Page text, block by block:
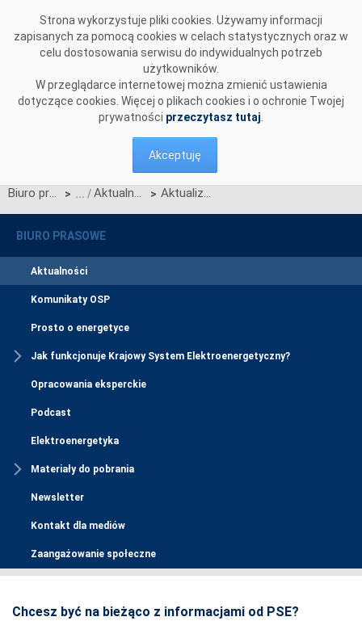
Strona wykorzystuje pliki cookies. Używamy informacji
zapisanych za pomocą cookies w celach statystycznych oraz w
celu dostosowania serwisu do indywidualnych potrzeb
użytkowników.
W przeglądarce internetowej można zmienić ustawienia
dotyczące cookies. Więcej o plikach cookies i o ochronie Twojej
prywatności przeczytasz tutaj
Akceptuję
Biuro prasowe > Aktualności > Aktualizacja Regulaminu oraz Polityki Prywatności dla Portalu Obsługi Migracji
BIURO PRASOWE
Aktualności
Komunikaty OSP
Prosto o energetyce
Jak funkcjonuje Krajowy System Elektroenergetyczny?
Opracowania eksperckie
Podcast
Elektroenergetyka
Materiały do pobrania
Newsletter
Kontakt dla mediów
Zaangażowanie społeczne
Chcesz być na bieżąco z informacjami od PSE?